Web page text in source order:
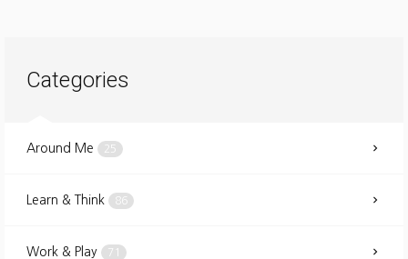
Categories
Around Me 25
Learn & Think 86
Work & Play 71